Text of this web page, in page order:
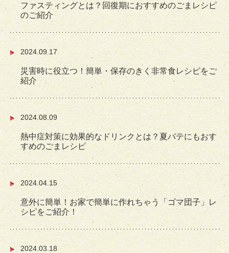
ファスティングとは？回復期におすすめのごまレシピ
のご紹介
2024.09.17
災害時に役立つ！簡単・保存のきく非常食レシピをご
紹介
2024.08.09
熱中症対策に効果的なドリンクとは？夏バテにもおす
すめのごまレシピ
2024.04.15
意外に簡単！お家で簡単に作れちゃう「ゴマ団子」レ
シピをご紹介！
2024.03.18